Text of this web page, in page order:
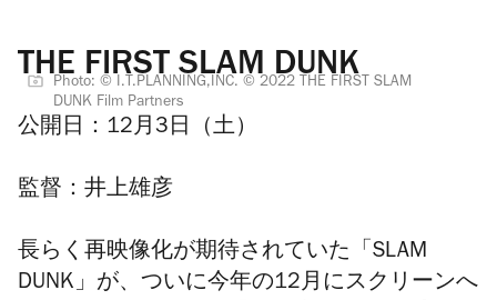
THE FIRST SLAM DUNK
Photo: © I.T.PLANNING,INC. © 2022 THE FIRST SLAM
DUNK Film Partners
公開日： 12月3日（土）
監督： 井上雄彦
長らく再映像化が期待されていた 「SLAM
DUNK」が、ついに今年の12月にスクリーンへ